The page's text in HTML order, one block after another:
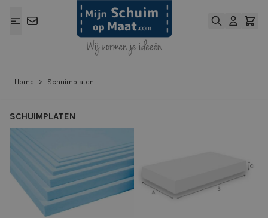
Home > Schuimplaten
SCHUIMPLATEN